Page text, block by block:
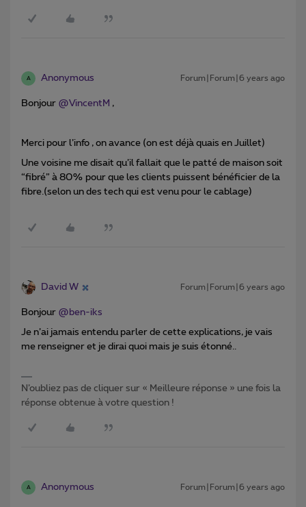
A Anonymous Forum|Forum|6 years ago
Bonjour @VincentM ,
Merci pour l’info , on avance (on est déjà quais en Juillet)
Une voisine me disait qu’il fallait que le patté de maison soit
“fibré” à 80% pour que les clients puissent bénéficier de la
fibre.(selon un des tech qui est venu pour le cablage)
David W Forum|Forum|6 years ago
Bonjour @ben-iks
Je n’ai jamais entendu parler de cette explications, je vais
me renseigner et je dirai quoi mais je suis étonné..
N’oubliez pas de cliquer sur « Meilleure réponse » une fois la
réponse obtenue à votre question !
A Anonymous Forum|Forum|6 years ago